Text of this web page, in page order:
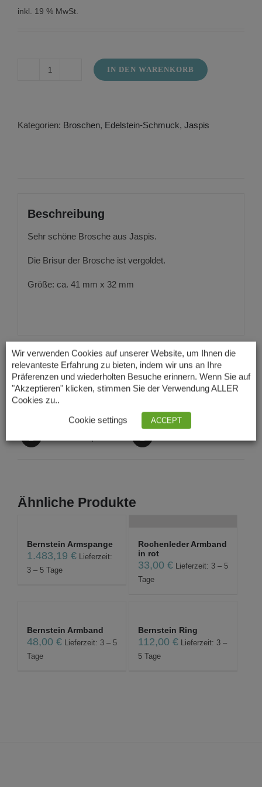
inkl. 19 % MwSt.
Brosche
IN DEN WARENKORB
Kategorien: Broschen, Edelstein-Schmuck, Jaspis
Beschreibung
Sehr schöne Brosche aus Jaspis.
Die Brisur der Brosche ist vergoldet.
Größe: ca. 41 mm x 32 mm
Auf Facebook teilen Produkt twittern
Ähnliche Produkte
Bernstein Armspange
1.483,19 €
Lieferzeit:
3 – 5 Tage
Rochenleder Armband
in rot
33,00€
Lieferzeit: 3 – 5
Tage
Bernstein Armband
48,00 €
Lieferzeit: 3 – 5
Tage
Bernstein Ring
112,00€
Lieferzeit: 3 –
5 Tage
Wir verwenden Cookies auf unserer Website, um Ihnen die
relevanteste Erfahrung zu bieten, indem wir uns an Ihre
Präferenzen und wiederholten Besuche erinnern. Wenn Sie auf
"Akzeptieren" klicken, stimmen Sie der Verwendung ALLER
Cookies zu..
Cookie settings ACCEPT